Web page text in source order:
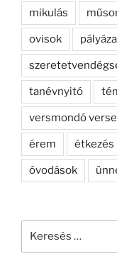
mikulás
ovisok
tanévnyitó
versmondó
érem étkezés
óvodások